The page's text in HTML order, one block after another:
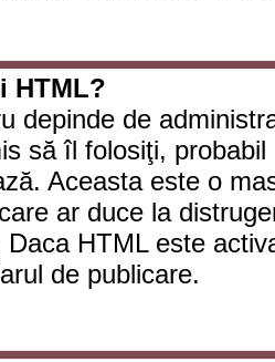
HTML?
depinde de
să îl folosiţi,
Aceasta este o
ar duce la
Daca HTML este
de publicare.